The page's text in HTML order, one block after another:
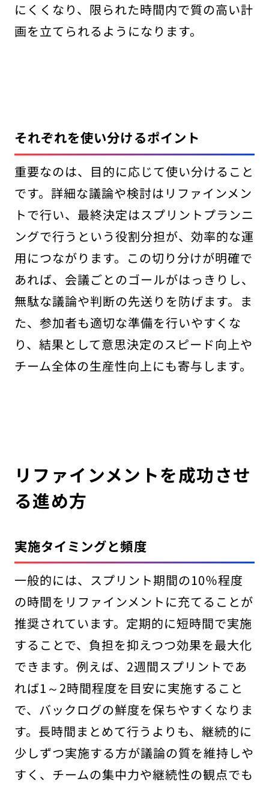
にくくなり、限られた時間内で質の高い計
画を立てられるようになります。
それぞれを使い分けるポイント
重要なのは、目的に応じて使い分けること
です。詳細な議論や検討はリファインメン
トで行い、最終決定はスプリントプランニ
ングで行うという役割分担が、効率的な運
用につながります。この切り分けが明確で
あれば、会議ごとのゴールがはっきりし、
無駄な議論や判断の先送りを防げます。ま
た、参加者も適切な準備を行いやすくな
り、結果として意思決定のスピード向上や
チーム全体の生産性向上にも寄与します。
リファインメントを成功させ
る進め方
実施タイミングと頻度
一般的には、スプリント期間の10％程度
の時間をリファインメントに充てることが
推奨されています。定期的に短時間で実施
することで、負担を抑えつつ効果を最大化
できます。例えば、2週間スプリントであ
れば1～2時間程度を目安に実施すること
で、バックログの鮮度を保ちやすくなりま
す。長時間まとめて行うよりも、継続的に
少しずつ実施する方が議論の質を維持しや
すく、チームの集中力や継続性の観点でも